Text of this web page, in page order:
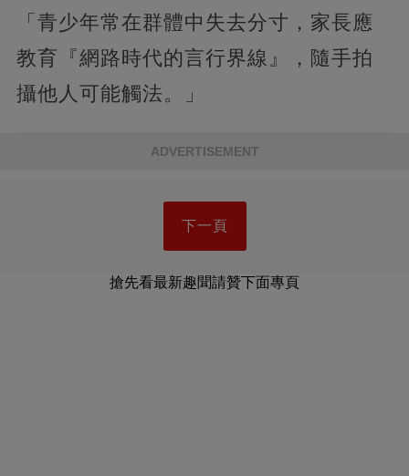
「青少年常在群體中失去分寸，家長應
教育『網路時代的言行界線』，隨手拍
攝他人可能觸法。」
ADVERTISEMENT
下一頁
搶先看最新趣聞請贊下面專頁